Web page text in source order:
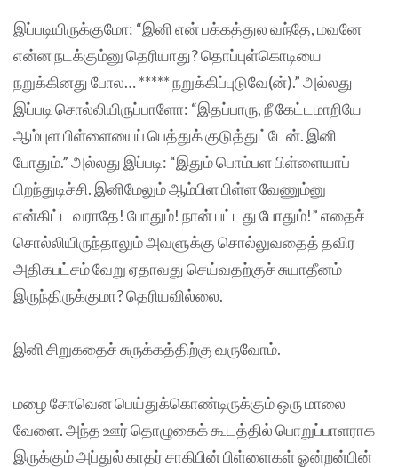
இப்படியிருக்குமோ: “இனி என் பக்கத்துல வந்தே, மவனே
என்ன நடக்கும்னு தெரியாது? தொப்புள்கொடியை
நறுக்கினது போல… ***** நறுக்கிப்புடுவே(ன்).” அல்லது
இப்படி சொல்லியிருப்பாளோ: “இதப்பாரு, நீ கேட்டமாறியே
ஆம்புள பிள்ளையைப் பெத்துக் குடுத்துட்டேன். இனி
போதும்.” அல்லது இப்படி: “இதும் பொம்பள பிள்ளையாப்
பிறந்துடிச்சி. இனிமேலும் ஆம்பிள பிள்ள வேணும்னு
என்கிட்ட வராதே! போதும்! நான் பட்டது போதும்!” எதைச்
சொல்லியிருந்தாலும் அவளுக்கு சொல்லுவதைத் தவிர
அதிகபட்சம் வேறு ஏதாவது செய்வதற்குச் சுயாதீனம்
இருந்திருக்குமா? தெரியவில்லை.
இனி சிறுகதைச் சுருக்கத்திற்கு வருவோம்.
மழை சோவென பெய்துக்கொண்டிருக்கும் ஒரு மாலை
வேளை. அந்த ஊர் தொழுகைக் கூடத்தில் பொறுப்பாளராக
இருக்கும் அப்துல் காதர் சாகிபின் பிள்ளைகள் ஓன்றன்பின்